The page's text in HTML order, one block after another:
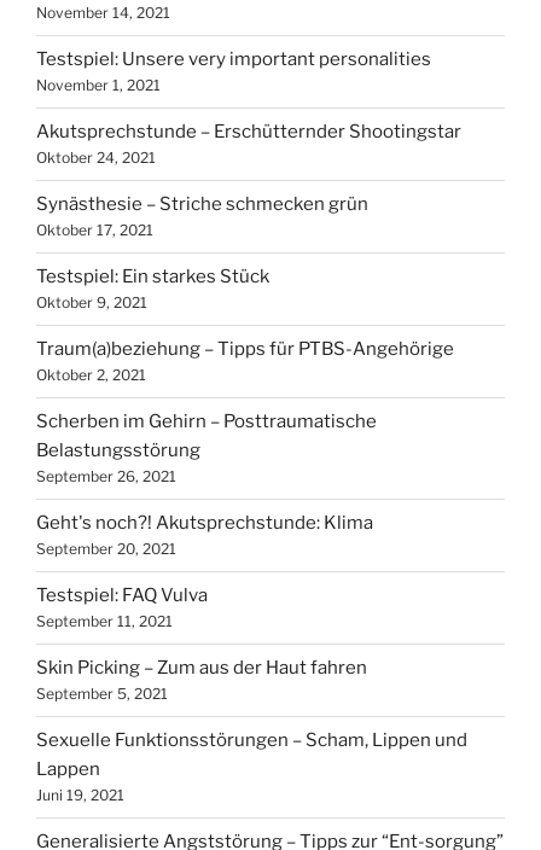
November 14, 2021
Testspiel: Unsere very important personalities
November 1, 2021
Akutsprechstunde – Erschütternder Shootingstar
Oktober 24, 2021
Synästhesie – Striche schmecken grün
Oktober 17, 2021
Testspiel: Ein starkes Stück
Oktober 9, 2021
Traum(a)beziehung – Tipps für PTBS-Angehörige
Oktober 2, 2021
Scherben im Gehirn – Posttraumatische
Belastungsstörung
September 26, 2021
Geht's noch?! Akutsprechstunde: Klima
September 20, 2021
Testspiel: FAQ Vulva
September 11, 2021
Skin Picking – Zum aus der Haut fahren
September 5, 2021
Sexuelle Funktionsstörungen – Scham, Lippen und
Lappen
Juni 19, 2021
Generalisierte Angststörung – Tipps zur “Ent-sorgung”